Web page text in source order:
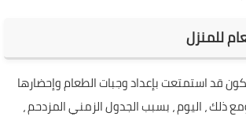
قد استمتعت بإعداد وجبات الطعام وإحضارها
ذلك ، اليوم ، بسبب الجدول الزمني المزدحم ،